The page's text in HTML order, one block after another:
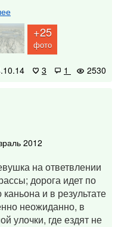
+25
фото
3 1 2530
2012
на ответвлении
дорога идет по
и в результате
неожиданно, в
улочки, где ездят не